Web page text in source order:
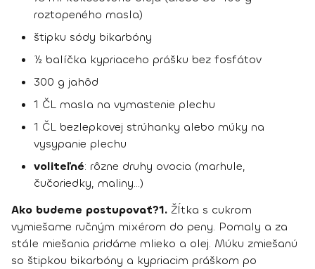
roztopeného masla)
štipku sódy bikarbóny
½ balíčka kypriaceho prášku bez fosfátov
300 g jahôd
1 ČL masla na vymastenie plechu
1 ČL bezlepkovej strúhanky alebo múky na
vysypanie plechu
voliteľné: rôzne druhy ovocia (marhule,
čučoriedky, maliny...)
Ako budeme postupovať?1. Žĺtka s cukrom
vymiešame ručným mixérom do peny. Pomaly a za
stále miešania pridáme mlieko a olej. Múku zmiešanú
so štipkou bikarbóny a kypriacim práškom po